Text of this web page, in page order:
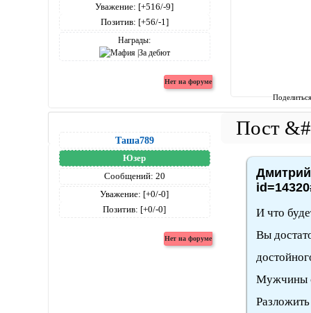
Уважение: [+516/-9]
Позитив: [+56/-1]
Награды:
Таша789
Юзер
Сообщений: 20
Уважение: [+0/-0]
Позитив: [+0/-0]
И что
Вы
Мужчины